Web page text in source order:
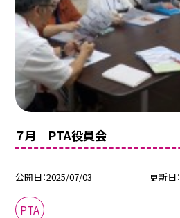
７月 PTA役員会
公開日 2025/07/03 更新日
PTA